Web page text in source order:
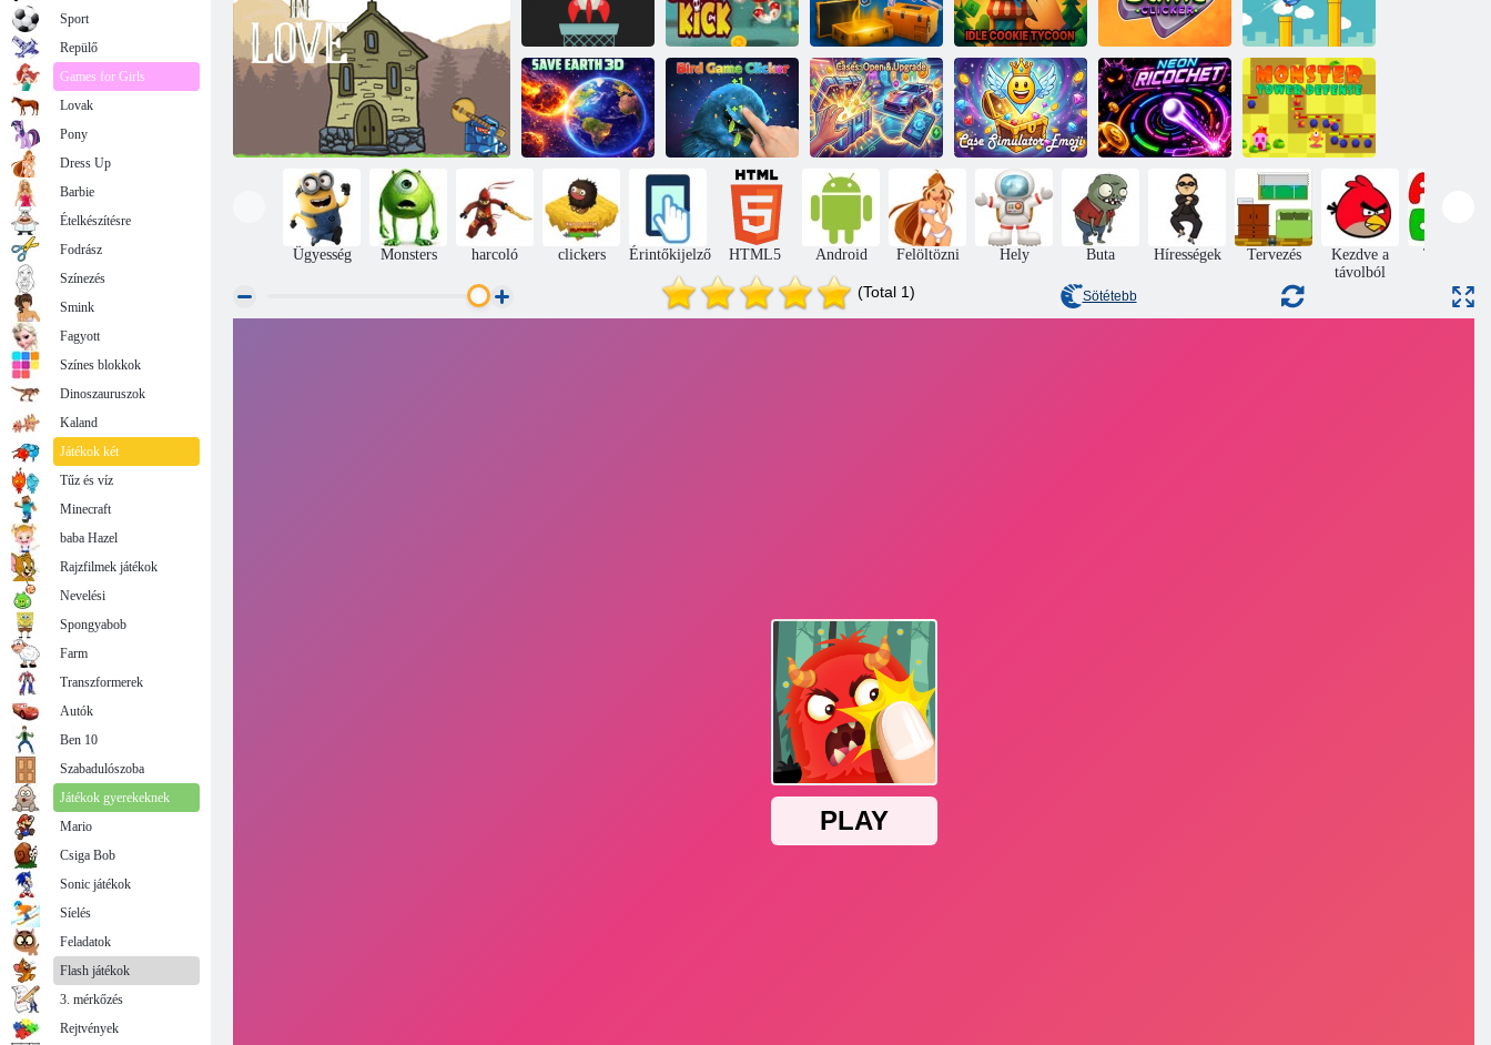
Rakétaprén
Szuper haver
kick 2
Strike Drop
ügyek és rangok
Idle Cookie
Tycoon
Slime Clicker Hoppy Bird
Save Earth 3D
Bird Game
Clicker
Esetek: Open &
Upgrade
Case Simulator
Emoji
Neon Ricochet
Szörny torony
védelme
Ügyesség Monsters harcoló clickers Érintőkijelző HTML5 Android Felöltözni Hely Buta Hírességek Tervezés
Kezdve a
távolból
Tanulás
(Total 1) Sötétebb
Sport
Repülő
Games for Girls
Lovak
Pony
Dress Up
Barbie
Ételkészítésre
Fodrász
Színezés
Smink
Fagyott
Színes blokkok
Dinoszauruszok
Kaland
Játékok két
Tűz és víz
Minecraft
baba Hazel
Rajzfilmek játékok
Nevelési
Spongyabob
Farm
Transzformerek
Autók
Ben 10
Szabadulószoba
Játékok gyerekeknek
Mario
Csiga Bob
Sonic játékok
Síelés
Feladatok
Flash játékok
3. mérkőzés
Rejtvények